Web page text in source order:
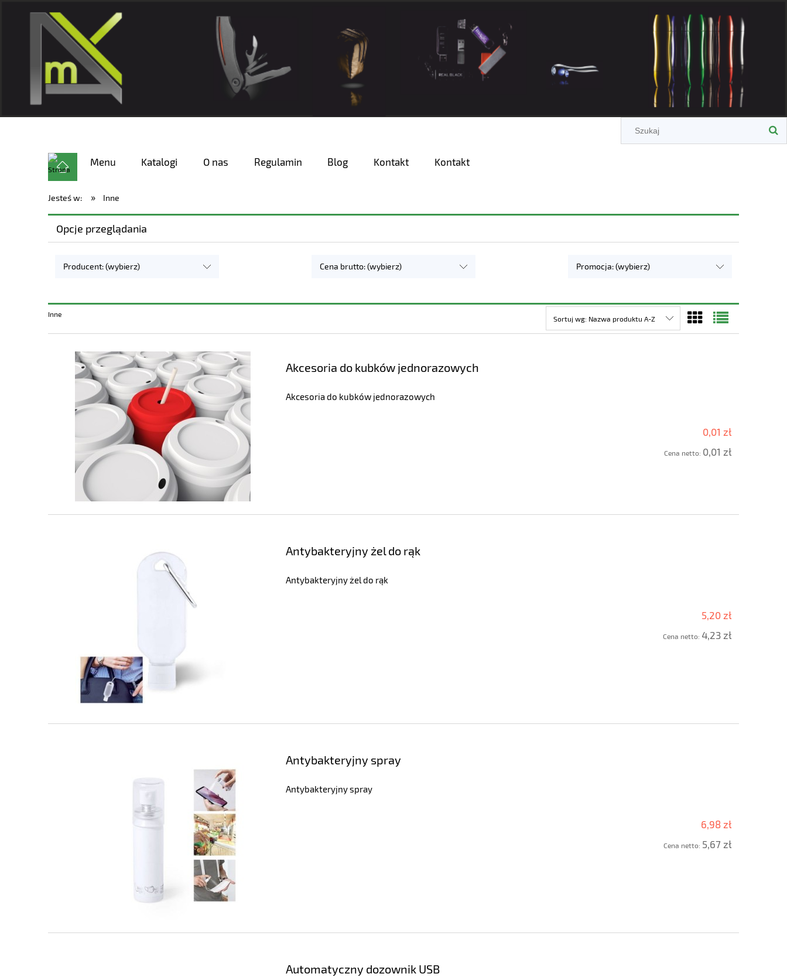
Menu Katalogi O nas Regulamin Blog Kontakt Kontakt
Jesteś w: » Inne
Opcje przeglądania
Producent: (wybierz) Cena brutto: (wybierz) Promocja: (wybierz)
Inne
Sortuj wg: Nazwa produktu A-Z
Akcesoria do kubków jednorazowych
Akcesoria do kubków jednorazowych
0,01 zł
Cena netto: 0,01 zł
Antybakteryjny żel do rąk
Antybakteryjny żel do rąk
5,20 zł
Cena netto: 4,23 zł
Antybakteryjny spray
Antybakteryjny spray
6,98 zł
Cena netto: 5,67 zł
Automatyczny dozownik USB